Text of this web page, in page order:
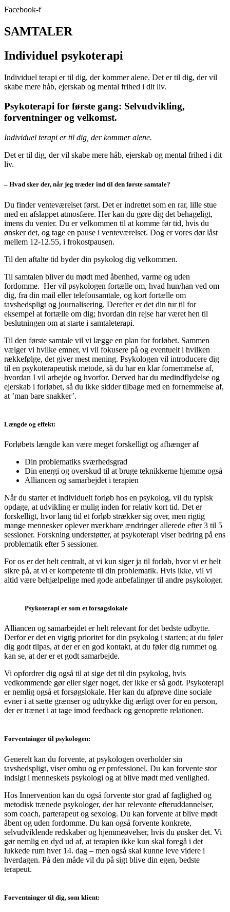
Facebook-f
SAMTALER
Individuel psykoterapi
Individuel terapi er til dig, der kommer alene. Det er til dig, der vil
skabe mere håb, ejerskab og mental frihed i dit liv.
Psykoterapi for første gang: Selvudvikling,
forventninger og velkomst.
Individuel terapi er til dig, der kommer alene.
Det er til dig, der vil skabe mere håb, ejerskab og mental frihed i dit
liv.
– Hvad sker der, når jeg træder ind til den første samtale?
Du finder venteværelset først. Det er indrettet som en rar, lille stue
med en afslappet atmosfære. Her kan du gøre dig det behageligt,
imens du venter. Du er velkommen til at komme før tid, hvis du
ønsker det, og tage en pause i venteværelset. Dog er vores dør låst
mellem 12-12.55, i frokostpausen.
Til den aftalte tid byder din psykolog dig velkommen.
Til samtalen bliver du mødt med åbenhed, varme og uden
fordomme. Her vil psykologen fortælle om, hvad hun/han ved om
dig, fra din mail eller telefonsamtale, og kort fortælle om
tavshedspligt og journalisering. Derefter er det din tur til for
eksempel at fortælle om dig; hvordan din rejse har været hen til
beslutningen om at starte i samtaleterapi.
Til den første samtale vil vi lægge en plan for forløbet. Sammen
vælger vi hvilke emner, vi vil fokusere på og eventuelt i hvilken
rækkefølge, det giver mest mening. Psykologen vil introducere dig
til en psykoterapeutisk metode, så du har en klar fornemmelse af,
hvordan I vil arbejde og hvorfor. Derved har du medindflydelse og
ejerskab i forløbet, så du ikke sidder tilbage med en fornemmelse af,
at ’man bare snakker’.
Længde og effekt:
Forløbets længde kan være meget forskelligt og afhænger af
Din problematiks sværhedsgrad
Din energi og overskud til at bruge teknikkerne hjemme også
Alliancen og samarbejdet i terapien
Når du starter et individuelt forløb hos en psykolog, vil du typisk
opdage, at udvikling er mulig inden for relativ kort tid. Det er
forskelligt, hvor lang tid et forløb strækker sig over, men rigtig
mange mennesker oplever mærkbare ændringer allerede efter 3 til 5
sessioner. Forskning understøtter, at psykoterapi viser bedring på ens
problematik efter 5 sessioner.
For os er det helt centralt, at vi kun siger ja til forløb, hvor vi er helt
sikre på, at vi er kompetente til din problematik. Hvis ikke, vil vi
altid være behjælpelige med gode anbefalinger til andre psykologer.
Psykoterapi er som et forsøgslokale
Alliancen og samarbejdet er helt relevant for det bedste udbytte.
Derfor er det en vigtig prioritet for din psykolog i starten; at du føler
dig godt tilpas, at der er en god kontakt, at du føler dig rummet og
kan se, at der er et godt samarbejde.
Vi opfordrer dig også til at sige det til din psykolog, hvis
vedkommende gør eller siger noget, der ikke er så godt. Psykoterapi
er nemlig også et forsøgslokale. Her kan du afprøve dine sociale
evner i at sætte grænser og udtrykke dig ærligt over for en person,
der er trænet i at tage imod feedback og genoprette relationen.
Forventninger til psykologen:
Generelt kan du forvente, at psykologen overholder sin
tavshedspligt, viser omhu og er professionel. Du kan forvente stor
indsigt i menneskets psykologi og at blive mødt med venlighed.
Hos Innervention kan du også forvente stor grad af faglighed og
metodisk trænede psykologer, der har relevante efteruddannelser,
som coach, parterapeut og sexolog. Du kan forvente at blive mødt
åbent og uden fordomme. Du kan også forvente konkrete,
selvudviklende redskaber og hjemmeøvelser, hvis du ønsker det. Vi
gør nemlig en dyd ud af, at terapien ikke kun skal foregå i det
lukkede rum hver 14. dag – men også skal kunne leve videre i
hverdagen. På den måde vil du på sigt blive din egen, bedste
terapeut.
Forventninger til dig, som klient: